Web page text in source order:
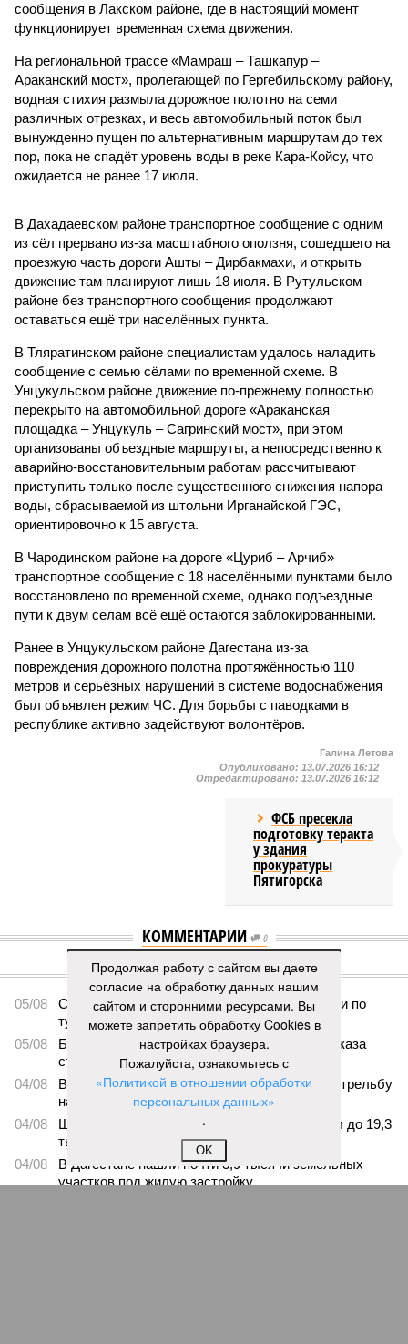
сообщения в Лакском районе, где в настоящий момент
функционирует временная схема движения.
На региональной трассе «Мамраш – Ташкапур –
Араканский мост», пролегающей по Гергебильскому району,
водная стихия размыла дорожное полотно на семи
различных отрезках, и весь автомобильный поток был
вынужденно пущен по альтернативным маршрутам до тех
пор, пока не спадёт уровень воды в реке Кара-Койсу, что
ожидается не ранее 17 июля.
В Дахадаевском районе транспортное сообщение с одним
из сёл прервано из-за масштабного оползня, сошедшего на
проезжую часть дороги Ашты – Дирбакмахи, и открыть
движение там планируют лишь 18 июля. В Рутульском
районе без транспортного сообщения продолжают
оставаться ещё три населённых пункта.
В Тляратинском районе специалистам удалось наладить
сообщение с семью сёлами по временной схеме. В
Унцукульском районе движение по-прежнему полностью
перекрыто на автомобильной дороге «Араканская
площадка – Унцукуль – Сагринский мост», при этом
организованы объездные маршруты, а непосредственно к
аварийно-восстановительным работам рассчитывают
приступить только после существенного снижения напора
воды, сбрасываемой из штольни Ирганайской ГЭС,
ориентировочно к 15 августа.
В Чародинском районе на дороге «Цуриб – Арчиб»
транспортное сообщение с 18 населёнными пунктами было
восстановлено по временной схеме, однако подъездные
пути к двум селам всё ещё остаются заблокированными.
Ранее в Унцукульском районе Дагестана из-за
повреждения дорожного полотна протяжённостью 110
метров и серьёзных нарушений в системе водоснабжения
был объявлен режим ЧС. Для борьбы с паводками в
республике активно задействуют волонтёров.
Галина Летова
Опубликовано: 13.07.2026 16:12
Отредактировано: 13.07.2026 16:12
ФСБ пресекла
подготовку теракта
у здания
прокуратуры
Пятигорска
КОММЕНТАРИИ 0
ПОСЛЕДНИЕ НОВОСТИ
05/08
Ставрополье вошло в топ-10 регионов России по
турпотоку в первой половине 2026 года
05/08
Более трети автомобилистов Северного Кавказа
стали реже пользоваться машиной
04/08
В Северной Осетии задержали мужчину за стрельбу
на базе отдыха
04/08
Школьный набор на Ставрополье подорожал до 19,3
тысячи рублей
04/08
В Дагестане нашли почти 3,9 тысячи земельных
участков под жилую застройку
Продолжая работу с сайтом вы даете
согласие на обработку данных нашим
сайтом и сторонними ресурсами. Вы
можете запретить обработку Cookies в
настройках браузера.
Пожалуйста, ознакомьтесь с
«Политикой в отношении обработки
персональных данных»
.
OK